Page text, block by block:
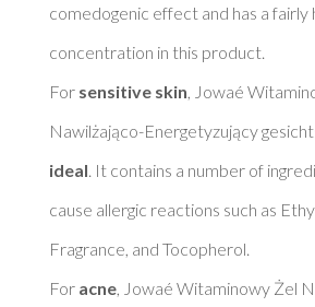
comedogenic effect and has a fairly
concentration in this product.
For sensitive skin , Jowaé
Nawilżająco-Energetyzujący
ideal . It contains a number of
cause allergic reactions such as
Fragrance, and Tocopherol.
For acne, Jowaé Witaminowy Żel